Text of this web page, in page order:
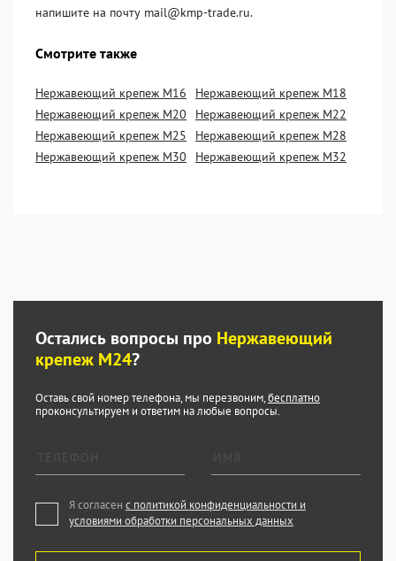
напишите на почту mail@kmp-trade.ru.
Смотрите также
Нержавеющий крепеж М16
Нержавеющий крепеж М18
Нержавеющий крепеж М20
Нержавеющий крепеж М22
Нержавеющий крепеж М25
Нержавеющий крепеж М28
Нержавеющий крепеж М30
Нержавеющий крепеж М32
Остались вопросы про Нержавеющий
крепеж М24?
Оставь свой номер телефона, мы перезвоним,бесплатно
проконсультируем и ответим на любые вопросы.
Я согласен с политикой конфиденциальности и
условиями обработки персональных данных